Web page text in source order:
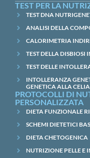
TEST PER LA
TEST DNA
ANALISI DELLA
CALORIMETRIA
TEST DELLA DISBIOSI
TEST DELLE
INTOLLERANZA
GENETICA ALLA
PROTOCOLLI DI
PERSONALIZZATA
DIETA FUNZIONALE
SCHEMI DIETETICI
DIETA CHETOGENICA
NUTRIZIONE PELLE E